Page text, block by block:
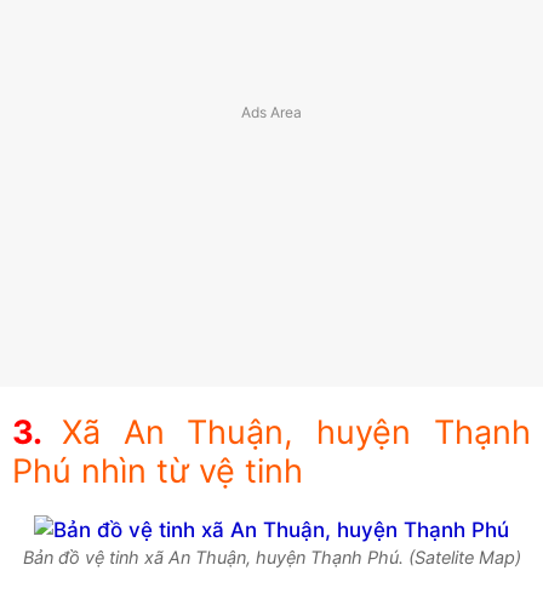
Xã An Thuận, huyện Thạnh
Phú nhìn từ vệ tinh
Bản đồ vệ tinh xã An Thuận, huyện Thạnh Phú. (Satelite Map)